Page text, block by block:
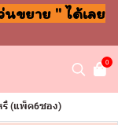
ขยาย " ได้เลย
0
รี่ (แพ็ค6ซอง)